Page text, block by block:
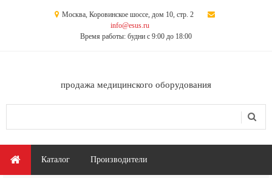
Москва, Коровинское шоссе, дом 10, стр. 2
info@esus.ru
Время работы: будни с 9:00 до 18:00
продажа медицинского оборудования
Главное меню
Каталог Производители